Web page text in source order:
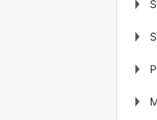
▶
▶
▶
▶